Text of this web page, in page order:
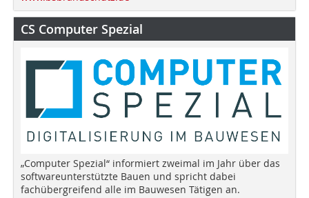
CS Computer Spezial
„Computer Spezial“ informiert zweimal im Jahr über das
softwareunterstützte Bauen und spricht dabei
fachübergreifend alle im Bauwesen Tätigen an.